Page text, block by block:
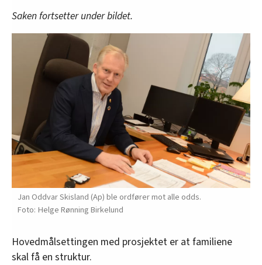
Saken fortsetter under bildet.
Jan Oddvar Skisland (Ap) ble ordfører mot alle odds.
Helge Rønning Birkelund
Hovedmålsettingen med prosjektet er at familiene
skal få en struktur.